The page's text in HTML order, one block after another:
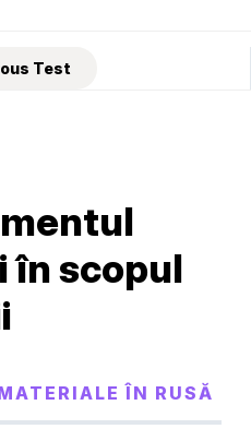
Test
în scopul
ÎN RUSĂ